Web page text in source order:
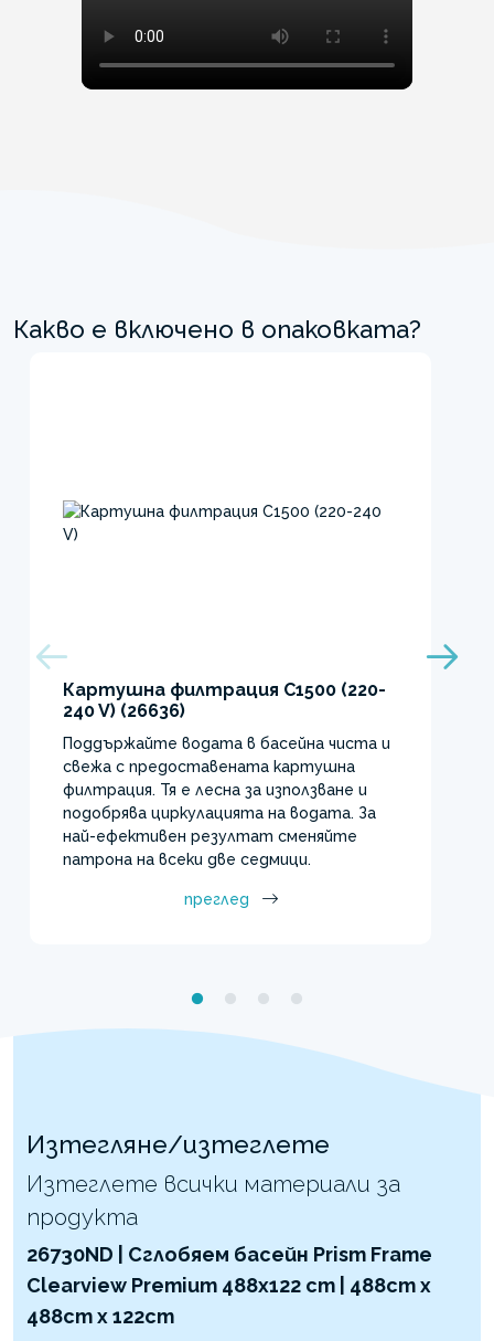
Какво е включено в опаковката?
Картушна филтрация C1500 (220-
240 V) (26636)
Поддържайте водата в басейна чиста и
свежа с предоставената картушна
филтрация. Тя е лесна за използване и
подобрява циркулацията на водата. За
най-ефективен резултат сменяйте
патрона на всеки две седмици.
преглед
Изтегляне/изтеглете
Изтеглете всички материали за
продукта
26730ND | Сглобяем басейн Prism Frame
Clearview Premium 488x122 cm | 488cm x
488cm x 122cm